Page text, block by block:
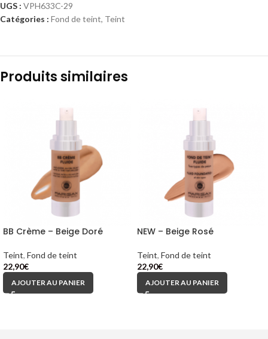
UGS : VPH633C-29
Catégories : Fond de teint, Teint
Produits similaires
BB Crème – Beige Doré
Teint, Fond de teint
22,90€
AJOUTER AU PANIER
NEW – Beige Rosé
Teint, Fond de teint
22,90€
AJOUTER AU PANIER